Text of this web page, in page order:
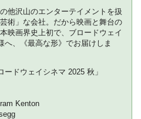
定プレスシートを配布させていただ
！
他沢山のエンターテイメントを扱
術」な会社。だから映画と舞台の
映画界史上初で、ブロードウェイ
へ、《最高な形》でお届けしま
ドウェイシネマ 2025 秋」
Kenton